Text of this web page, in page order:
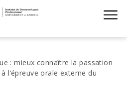
Institut de
: mieux connaître la passation
l’épreuve orale externe du